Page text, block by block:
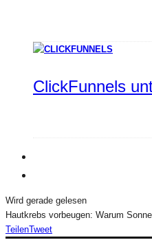
ClickFunnels
Wird gerade gelesen
Hautkrebs vorbeugen: Warum
TeilenTweet